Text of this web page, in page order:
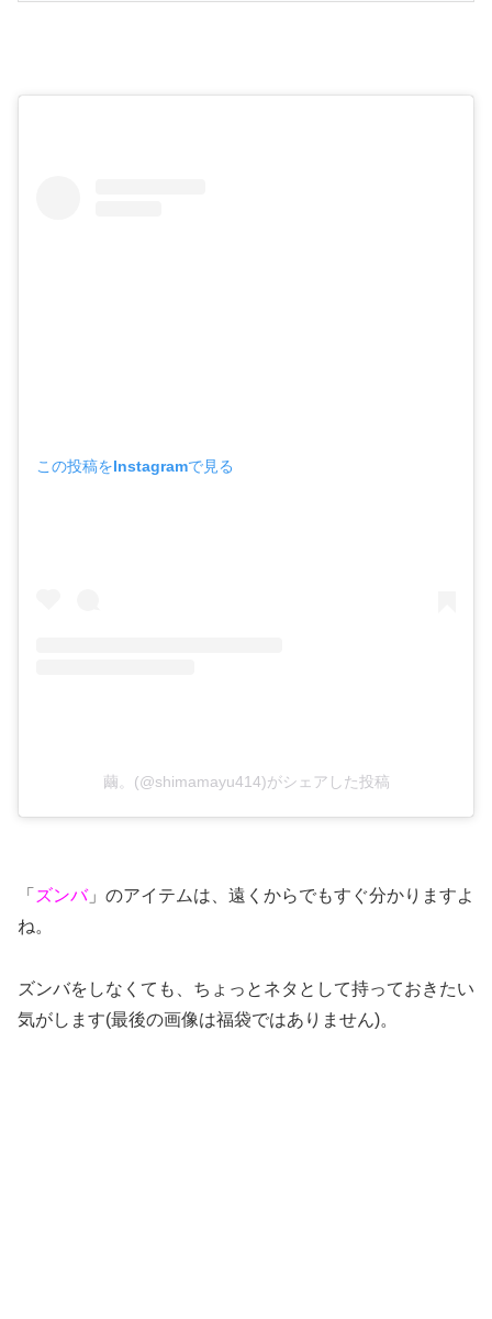
この投稿をInstagramで見る
繭。(@shimamayu414)がシェアした投稿
「 ズンバ」のアイテムは、遠くからでもすぐ分かりますよ
ね。
ズンバをしなくても、ちょっとネタとして持っておきたい
気がします(最後の画像は福袋ではありません)。